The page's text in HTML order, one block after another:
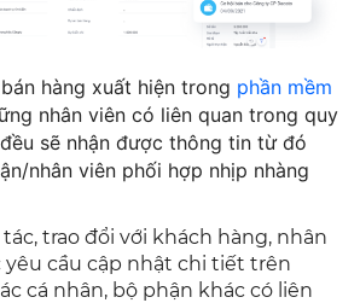
hàng xuất hiện trong phần mềm
nhân viên có liên quan trong quy
sẽ nhận được thông tin từ đó
nhân viên phối hợp nhịp nhàng
trao đổi với khách hàng, nhân
cầu cập nhật chi tiết trên
cá nhân, bộ phận khác có liên